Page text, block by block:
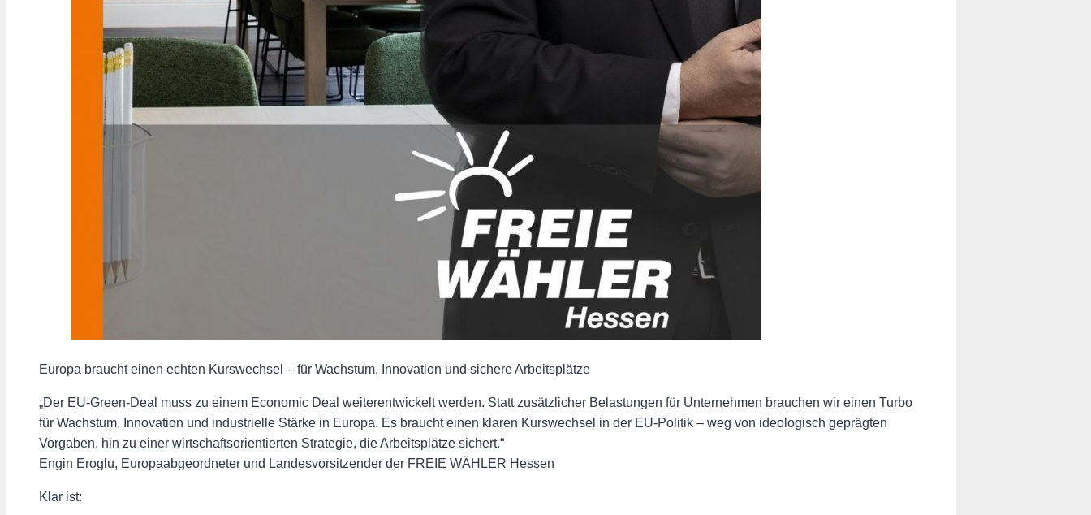
Europa braucht einen echten Kurswechsel – für Wachstum, Innovation und sichere Arbeitsplätze
„Der EU-Green-Deal muss zu einem Economic Deal weiterentwickelt werden. Statt zusätzlicher Belastungen für Unternehmen brauchen wir einen Turbo
für Wachstum, Innovation und industrielle Stärke in Europa. Es braucht einen klaren Kurswechsel in der EU-Politik – weg von ideologisch geprägten
Vorgaben, hin zu einer wirtschaftsorientierten Strategie, die Arbeitsplätze sichert.“
Engin Eroglu, Europaabgeordneter und Landesvorsitzender der FREIE WÄHLER Hessen
Klar ist: